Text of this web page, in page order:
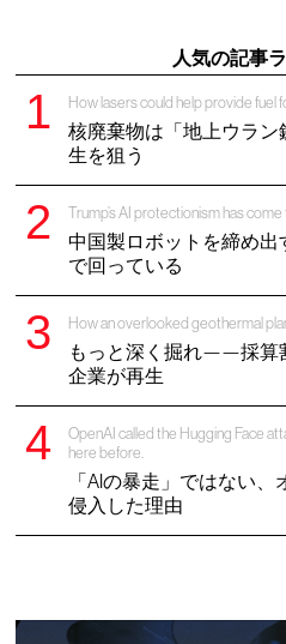
人気の記事
How lasers could help provide fuel
核廃棄物は「地上ウラ
生を狙う
Trump’s AI protectionism has
中国製ロボットを締め
で回っている
How an overlooked geothermal
もっと深く掘れ——採算
企業が再生
OpenAI called the Hugging Face
here before.
「AIの暴走」ではない
侵入した理由